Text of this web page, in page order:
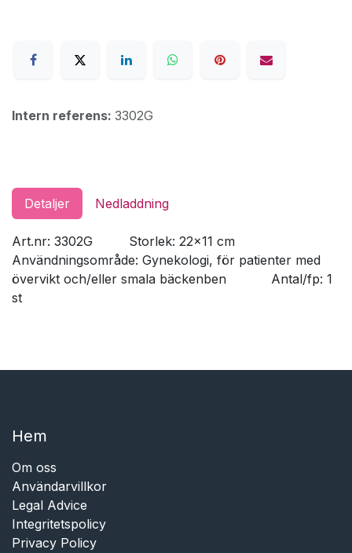
Intern referens: 3302G
Detaljer Nedladdning
Art.nr: 3302G ​Storlek: 22x11 cm
Användningsområde: Gynekologi, för patienter med
övervikt och/eller smala bäckenben
​Antal/fp: 1
st
Hem​​
Om oss
Användarvillkor
Legal Advice
Integritetspolicy
Privacy Policy